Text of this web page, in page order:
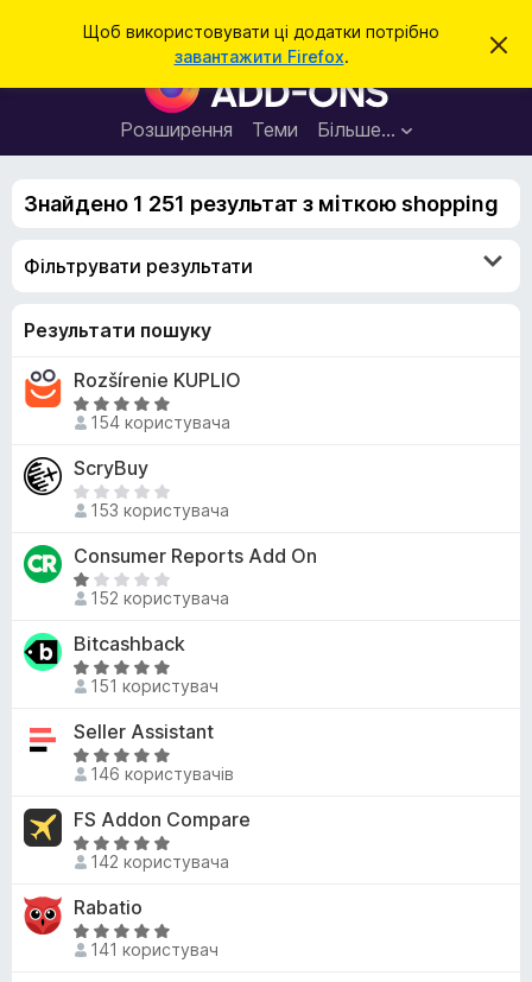
Щоб використовувати ці додатки потрібно
завантажити Firefox.
В
и
и
ц
с
п
Д
о
д
а
к
r
Розширення Теми Більше…
ш
Знайдено 1 251 результат з міткою shopping
Фільтрувати результати
Результати пошуку
Rozšírenie KUPLIO
О
ц
н
к
5
з
5
154 користувача
ScryBuy
Щ
е
н
е
м
є
о
ц
н
о
153 користувача
Consumer Reports Add On
О
ц
і
н
к
1
з
5
152 користувача
Bitcashback
О
ц
н
к
5
з
5
151 користувач
Seller Assistant
О
ц
і
н
к
5
з
5
146 користувачів
FS Addon Compare
О
ц
і
н
к
142 користувача
Rabatio
О
ц 141 користувач